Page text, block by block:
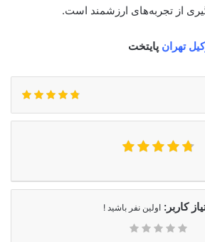
از تجربه‌های ارزشمند است.
تهران پایتخت
کاربر: اولین نفر باشید !